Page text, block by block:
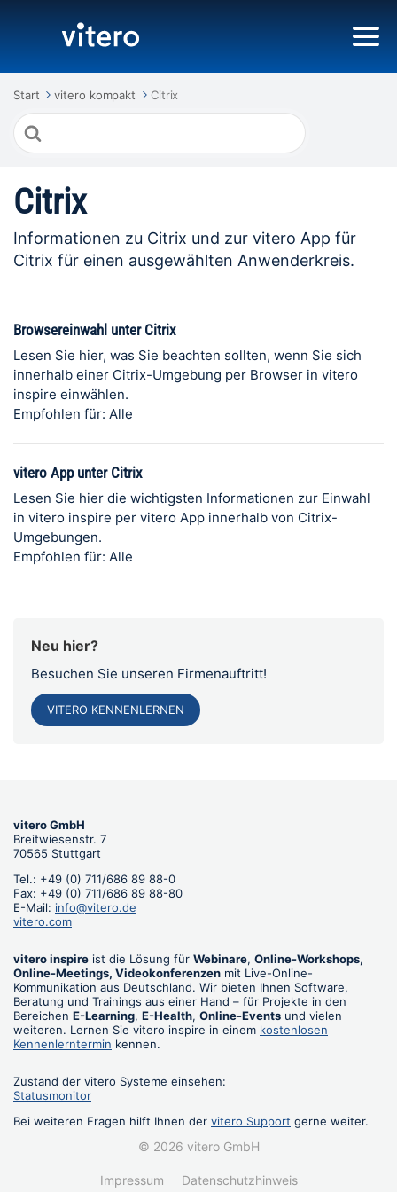
Start vitero kompakt Citrix
Suche
nach
Citrix
Informationen zu Citrix und zur vitero App für
Citrix für einen ausgewählten Anwenderkreis.
Browsereinwahl unter Citrix
Lesen Sie hier, was Sie beachten sollten, wenn Sie sich
innerhalb einer Citrix-Umgebung per Browser in vitero
inspire einwählen.
Empfohlen für: Alle
vitero App unter Citrix
Lesen Sie hier die wichtigsten Informationen zur Einwahl
in vitero inspire per vitero App innerhalb von Citrix-
Umgebungen.
Empfohlen für: Alle
Neu hier?
Besuchen Sie unseren Firmenauftritt!
VITERO KENNENLERNEN
vitero GmbH
Breitwiesenstr. 7
70565 Stuttgart
Tel.: +49 (0) 711/686 89 88-0
Fax: +49 (0) 711/686 89 88-80
E-Mail: info@vitero.de
vitero.com
vitero inspire ist die Lösung für Webinare, Online-Workshops,
Online-Meetings, Videokonferenzen mit Live-Online-
Kommunikation aus Deutschland. Wir bieten Ihnen Software,
Beratung und Trainings aus einer Hand – für Projekte in den
Bereichen E-Learning, E-Health, Online-Events und vielen
weiteren. Lernen Sie vitero inspire in einem kostenlosen
Kennenlerntermin kennen.
Zustand der vitero Systeme einsehen:
Statusmonitor
Bei weiteren Fragen hilft Ihnen der vitero Support gerne weiter.
© 2026 vitero GmbH
Impressum Datenschutzhinweis